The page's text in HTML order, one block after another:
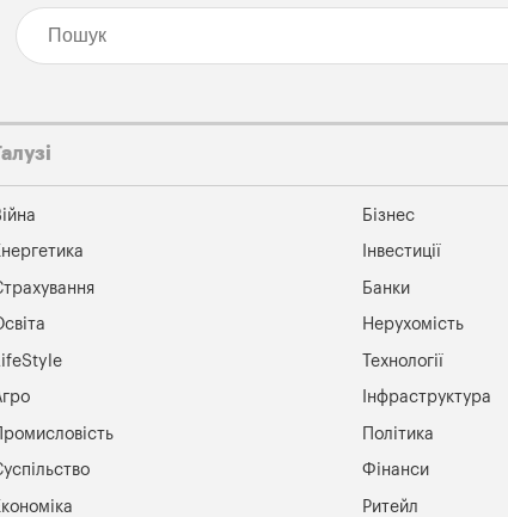
Бізнес
Інвестиції
Банки
Нерухомість
LifeStyle Технології
Інфраструктура
Промисловість Політика
Фінанси
Ритейл